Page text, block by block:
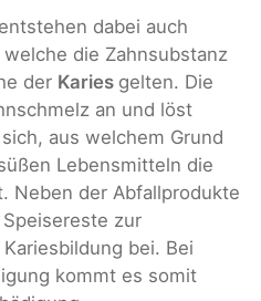
dabei auch
welche die Zahnsubstanz
der Karies gelten. Die
an und löst
aus welchem Grund
Lebensmitteln die
Neben der Abfallprodukte
zur
bei. Bei
kommt es somit